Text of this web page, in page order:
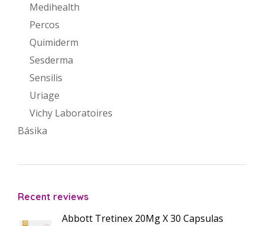
Medihealth
Percos
Quimiderm
Sesderma
Sensilis
Uriage
Vichy Laboratoires
Básika
Recent reviews
Abbott Tretinex 20Mg X 30 Capsulas